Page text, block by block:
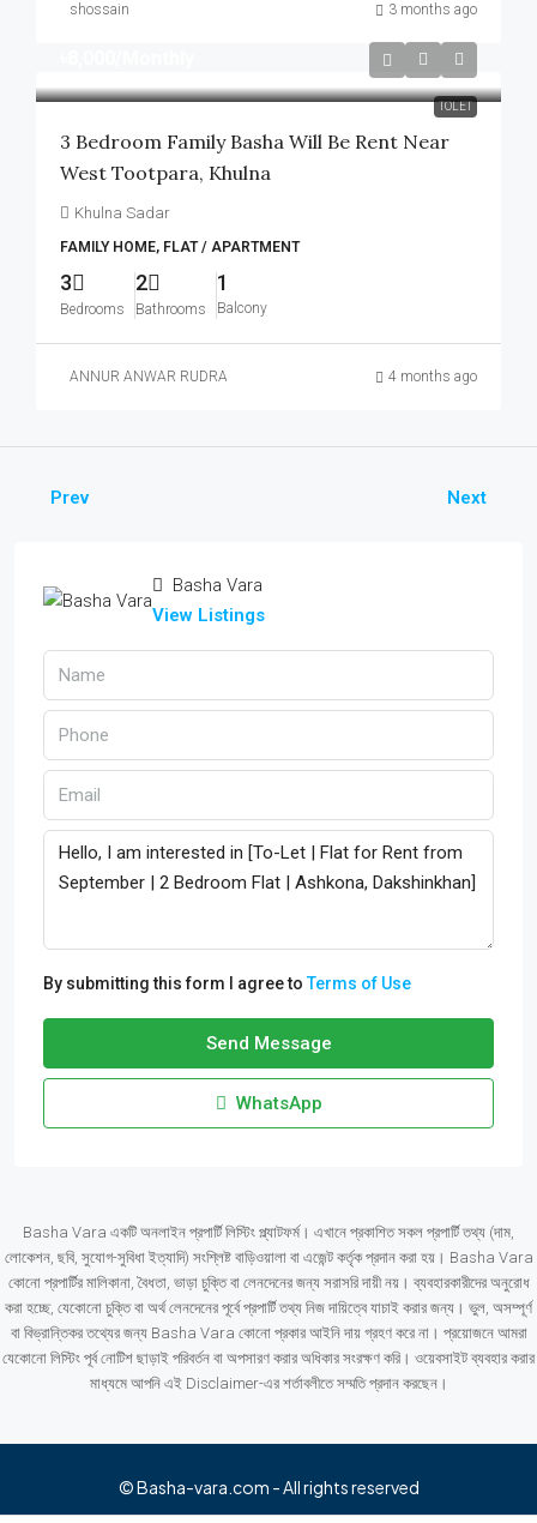
shossain 3 months ago
TOLET
3 Bedroom Family Basha Will Be Rent Near
West Tootpara, Khulna
Khulna Sadar
FAMILY HOME, FLAT / APARTMENT
3
Bedrooms
2
Bathrooms
1
Balcony
ANNUR ANWAR RUDRA 4 months ago
Prev Next
Basha Vara
View Listings
By submitting this form I agree toTerms of Use
Send Message
WhatsApp
Basha Vara একটি অনলাইন প্রপার্টি লিস্টিং প্ল্যাটফর্ম। এখানে প্রকাশিত সকল প্রপার্টি তথ্য (দাম,
লোকেশন, ছবি, সুযোগ-সুবিধা ইত্যাদি) সংশ্লিষ্ট বাড়িওয়ালা বা এজেন্ট কর্তৃক প্রদান করা হয়। Basha Vara
কোনো প্রপার্টির মালিকানা, বৈধতা, ভাড়া চুক্তি বা লেনদেনের জন্য সরাসরি দায়ী নয়। ব্যবহারকারীদের অনুরোধ
করা হচ্ছে, যেকোনো চুক্তি বা অর্থ লেনদেনের পূর্বে প্রপার্টি তথ্য নিজ দায়িত্বে যাচাই করার জন্য। ভুল, অসম্পূর্ণ
বা বিভ্রান্তিকর তথ্যের জন্য Basha Vara কোনো প্রকার আইনি দায় গ্রহণ করে না। প্রয়োজনে আমরা
যেকোনো লিস্টিং পূর্ব নোটিশ ছাড়াই পরিবর্তন বা অপসারণ করার অধিকার সংরক্ষণ করি। ওয়েবসাইট ব্যবহার করার
মাধ্যমে আপনি এই Disclaimer-এর শর্তাবলীতে সম্মতি প্রদান করছেন।
© Basha-vara.com - All rights reserved